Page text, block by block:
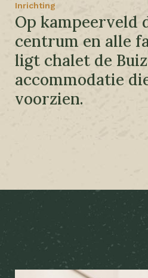
Inrichting
Op kampeerveld
centrum en alle
ligt chalet de
accommodatie
voorzien.